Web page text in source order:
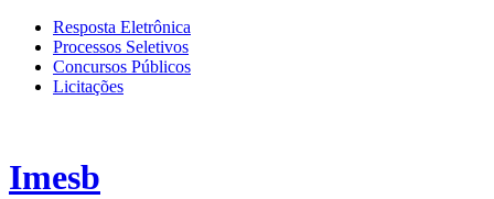
Resposta Eletrônica
Processos Seletivos
Concursos Públicos
Licitações
Imesb